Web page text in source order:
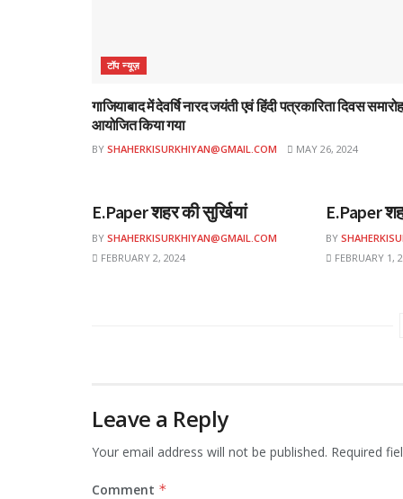
टॉप न्यूज़
गाजियाबाद में देवर्षि नारद जयंती एवं हिंदी पत्रकारिता दिवस समारोह
आयोजित किया गया
BY SHAHERKISURKHIYAN@GMAIL.COM MAY 26, 2024
E.Paper शहर की सुर्खियां
BY SHAHERKISURKHIYAN@GMAIL.COM
FEBRUARY 2, 2024
E.Paper
BY
FEBRUARY 1,
Leave a Reply
Your email address will not be published. Required
Comment *